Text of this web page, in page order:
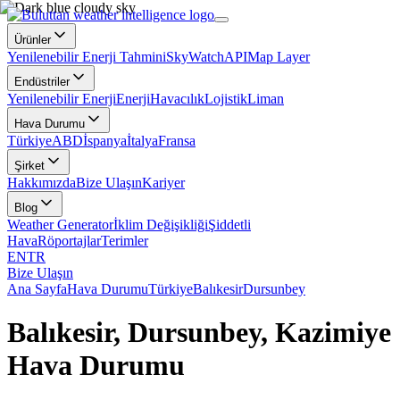
Ürünler
Yenilenebilir Enerji TahminiSkyWatchAPIMap Layer
Endüstriler
Yenilenebilir EnerjiEnerjiHavacılıkLojistikLiman
Hava Durumu
TürkiyeABDİspanyaİtalyaFransa
Şirket
HakkımızdaBize UlaşınKariyer
Blog
Weather Generatorİklim DeğişikliğiŞiddetli
HavaRöportajlarTerimler
ENTR
Bize Ulaşın
Ana SayfaHava DurumuTürkiyeBalıkesirDursunbey
Balıkesir, Dursunbey, Kazimiye
Hava Durumu